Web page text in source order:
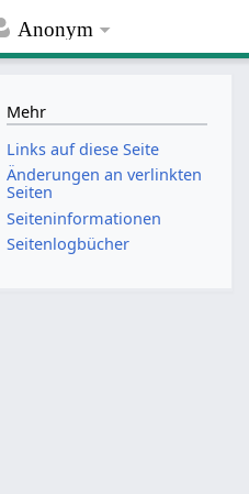
Anonym
Mehr
Links auf diese Seite
Änderungen an verlinkten
Seiten
Seiten­informationen
Seitenlogbücher